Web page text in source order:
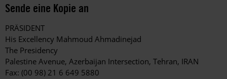
Sende eine Kopie an
PRÄSIDENT
His Excellency Mahmoud Ahmadinejad
The Presidency
Palestine Avenue, Azerbaijan Intersection, Tehran, IRAN
Fax: (00 98) 21 6 649 5880